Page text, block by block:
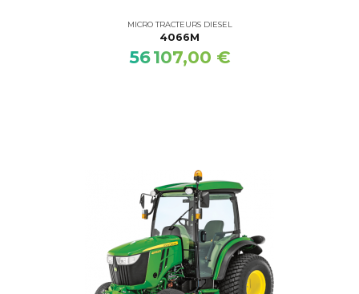
MICRO TRACTEURS DIESEL
4066M
56 107,00 €